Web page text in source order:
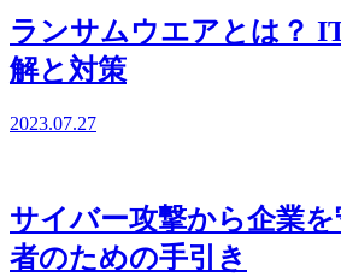
ランサムウエアとは？
解と対策
2023.07.27
サイバー攻撃から企業
者のための手引き